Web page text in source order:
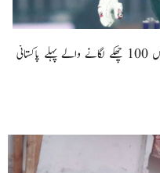
صاحبزادہ فرحان ایک سال میں ٹی ٹوئنٹی کرکٹ میں 100 چھکے لگانے والے پہلے پاکستانی